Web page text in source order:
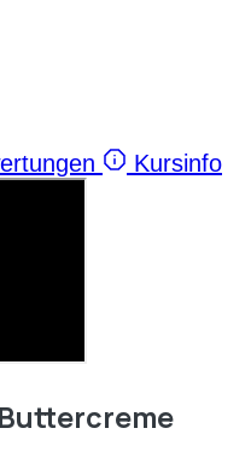
Kursinfo